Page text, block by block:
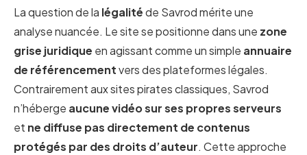
La question de la légalitéde Savrod mérite une
analyse nuancée. Le site se positionne dans une zone
grise juridique en agissant comme un simple annuaire
de référencementvers des plateformes légales.
Contrairement aux sites pirates classiques, Savrod
n’héberge aucune vidéo sur ses propres serveurs
et ne diffuse pas directement de contenus
protégés par des droits d’auteur. Cette approche